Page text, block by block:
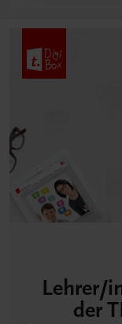
Lehrer/
der